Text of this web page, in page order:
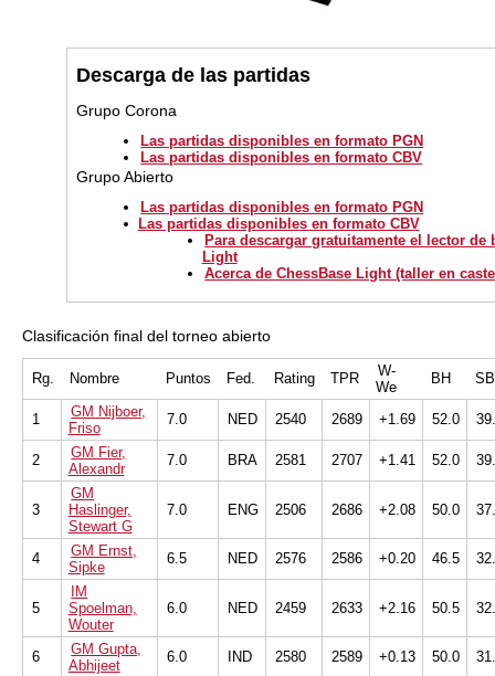
Descarga de las partidas
Grupo Corona
Las partidas disponibles en formato PGN
Las partidas disponibles en formato CBV
Grupo Abierto
Las partidas disponibles en formato PGN
Las partidas disponibles en formato CBV
Para descargar gratuitamente el lector de
Light
Acerca de ChessBase Light (taller en
Clasificación final del torneo abierto
Rg. Nombre Puntos Fed. Rating TPR
W-
We
BH SB
1
GM Nijboer,
Friso
7.0 NED 2540 2689 +1.69 52.0
2
GM Fier,
Alexandr
7.0 BRA 2581 2707 +1.41 52.0
3
GM
Haslinger,
Stewart G
7.0 ENG 2506 2686 +2.08 50.0
4
GM Ernst,
Sipke
6.5 NED 2576 2586 +0.20 46.5
5
IM
Spoelman,
Wouter
6.0 NED 2459 2633 +2.16 50.5
6
GM Gupta,
Abhijeet
6.0 IND 2580 2589 +0.13 50.0